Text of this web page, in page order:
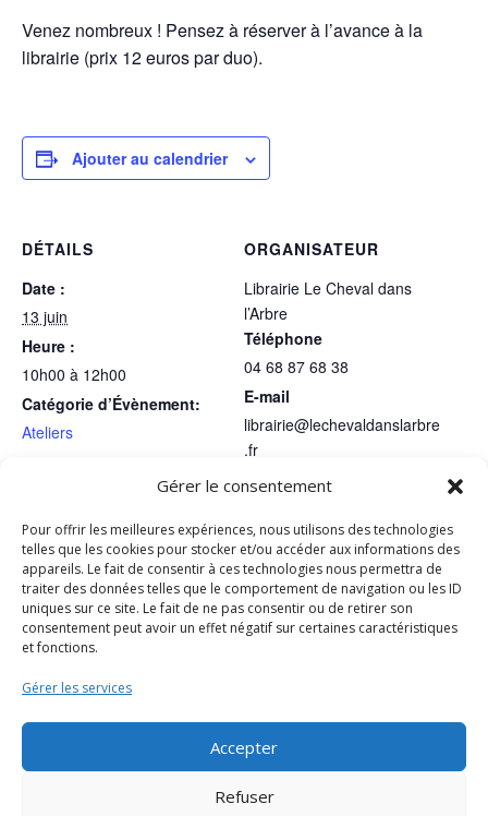
Gérer le consentement
Pour offrir les meilleures expériences, nous utilisons des technologies
telles que les cookies pour stocker et/ou accéder aux informations des
appareils. Le fait de consentir à ces technologies nous permettra de
traiter des données telles que le comportement de navigation ou les ID
uniques sur ce site. Le fait de ne pas consentir ou de retirer son
consentement peut avoir un effet négatif sur certaines caractéristiques
et fonctions.
Gérer les services
Accepter
Refuser
Venez nombreux ! Pensez à réserver à l’avance à la
librairie (prix 12 euros par duo).
Ajouter au calendrier
DÉTAILS
Date :
13 juin
Heure :
10h00 à 12h00
Catégorie d’Évènement:
Ateliers
Librairie
1 Avenue Michel Aribaud
CERET, 66400 France + Google Map
Voir Lieu site web
ORGANISATEUR
Librairie Le Cheval dans
l’Arbre
Téléphone
04 68 87 68 38
E-mail
librairie@lechevaldanslarbre
.fr
Voir le site Organisateur
Festival littéraire
journal du Collège » – Samedi 20 juin à 10h à la
librairie